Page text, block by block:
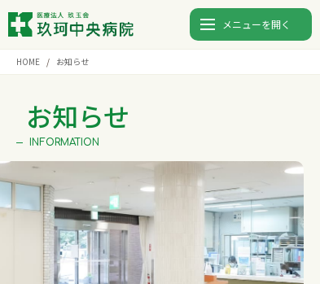
メニューを開く
9:00〜12:00 ⚫︎
TEL. 0827-82-5123
入院
HOME お知らせ
お知らせ
INFORMATION